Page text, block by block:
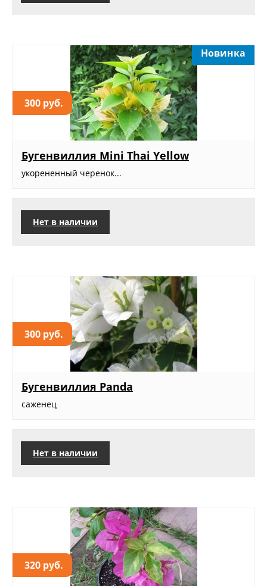
300 руб.
Новинка
Бугенвиллия Mini Thai Yellow
укорененный черенок...
Нет в наличии
300 руб.
Бугенвиллия Panda
саженец
Нет в наличии
320 руб.